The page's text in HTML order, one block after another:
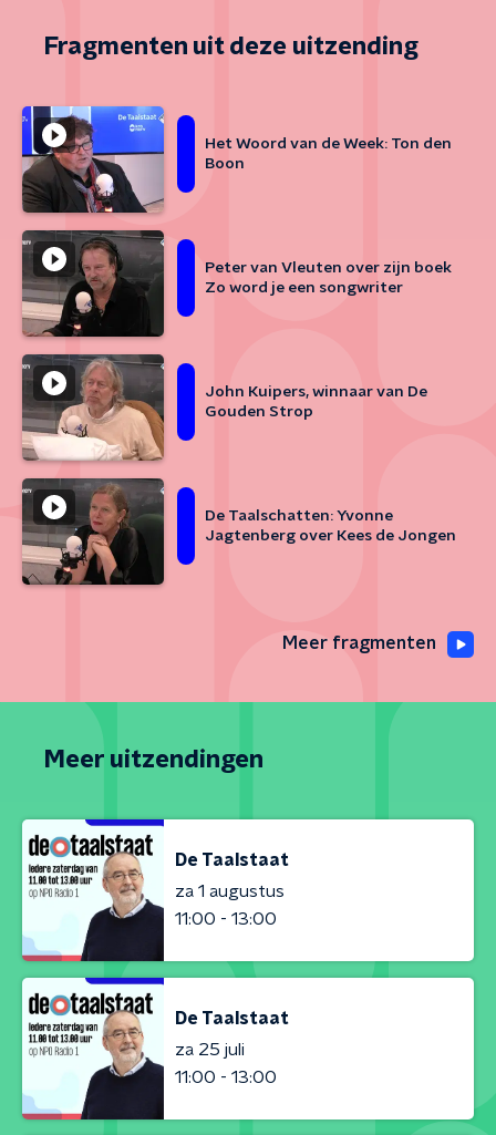
Fragmenten uit deze uitzending
Het Woord van de Week: Ton den
Boon
Peter van Vleuten over zijn boek
Zo word je een songwriter
John Kuipers, winnaar van De
Gouden Strop
De Taalschatten: Yvonne
Jagtenberg over Kees de Jongen
Meer fragmenten
Meer uitzendingen
De Taalstaat
za 1 augustus
11:00 - 13:00
De Taalstaat
za 25 juli
11:00 - 13:00